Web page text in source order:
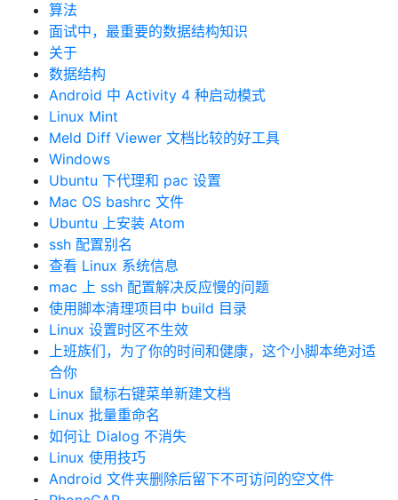
算法
面试中，最重要的数据结构知识
关于
数据结构
Android 中 Activity 4 种启动模式
Linux Mint
Meld Diff Viewer 文档比较的好工具
Windows
Ubuntu 下代理和 pac 设置
Mac OS bashrc 文件
Ubuntu 上安装 Atom
ssh 配置别名
查看 Linux 系统信息
mac 上 ssh 配置解决反应慢的问题
使用脚本清理项目中 build 目录
Linux 设置时区不生效
上班族们，为了你的时间和健康，这个小脚本绝对适
合你
Linux 鼠标右键菜单新建文档
Linux 批量重命名
如何让 Dialog 不消失
Linux 使用技巧
Android 文件夹删除后留下不可访问的空文件